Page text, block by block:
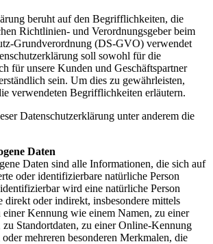
beruht auf den Begrifflichkeiten, die
Richtlinien- und Verordnungsgeber beim
Grundverordnung (DS-GVO) verwendet
soll sowohl für die
für unsere Kunden und Geschäftspartner
sein. Um dies zu gewährleisten,
verwendeten Begrifflichkeiten erläutern.
Datenschutzerklärung unter anderem die
Daten
Daten sind alle Informationen, die sich auf
oder identifizierbare natürliche Person
wird eine natürliche Person
direkt oder indirekt, insbesondere mittels
Kennung wie einem Namen, zu einer
zu Standortdaten, zu einer Online-Kennung
mehreren besonderen Merkmalen, die